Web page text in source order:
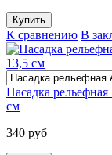
К сравнению В
Насадка
см
340 руб